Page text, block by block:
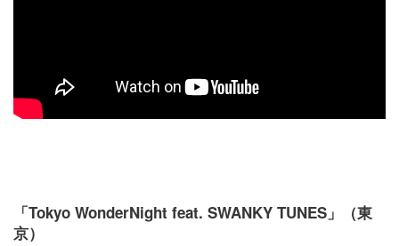
「Tokyo WonderNight feat. SWANKY TUNES」（東
京）